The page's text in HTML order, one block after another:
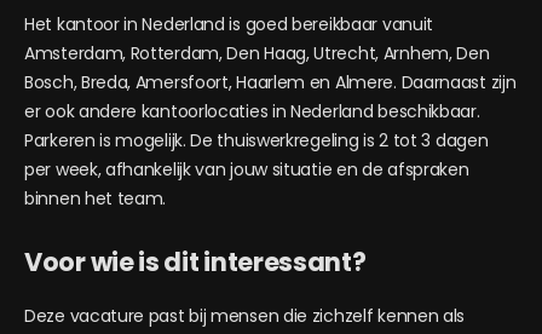
Het kantoor in Nederland is goed bereikbaar vanuit
Amsterdam, Rotterdam, Den Haag, Utrecht, Arnhem, Den
Bosch, Breda, Amersfoort, Haarlem en Almere. Daarnaast zijn
er ook andere kantoorlocaties in Nederland beschikbaar.
Parkeren is mogelijk. De thuiswerkregeling is 2 tot 3 dagen
per week, afhankelijk van jouw situatie en de afspraken
binnen het team.
Voor wie is dit interessant?
Deze vacature past bij mensen die zichzelf kennen als